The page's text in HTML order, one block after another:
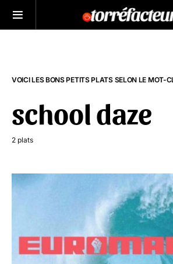
VOICI LES BONS PETITS PLATS SELON LE MOT-
school daze
2 plats